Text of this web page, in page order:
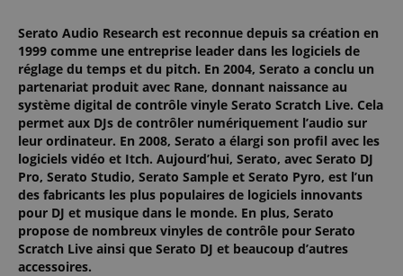
Serato Audio Research est reconnue depuis sa création en
1999 comme une entreprise leader dans les logiciels de
réglage du temps et du pitch. En 2004, Serato a conclu un
partenariat produit avec Rane, donnant naissance au
système digital de contrôle vinyle Serato Scratch Live. Cela
permet aux DJs de contrôler numériquement l’audio sur
leur ordinateur. En 2008, Serato a élargi son profil avec les
logiciels vidéo et Itch. Aujourd’hui, Serato, avec Serato DJ
Pro, Serato Studio, Serato Sample et Serato Pyro, est l’un
des fabricants les plus populaires de logiciels innovants
pour DJ et musique dans le monde. En plus, Serato
propose de nombreux vinyles de contrôle pour Serato
Scratch Live ainsi que Serato DJ et beaucoup d’autres
accessoires.